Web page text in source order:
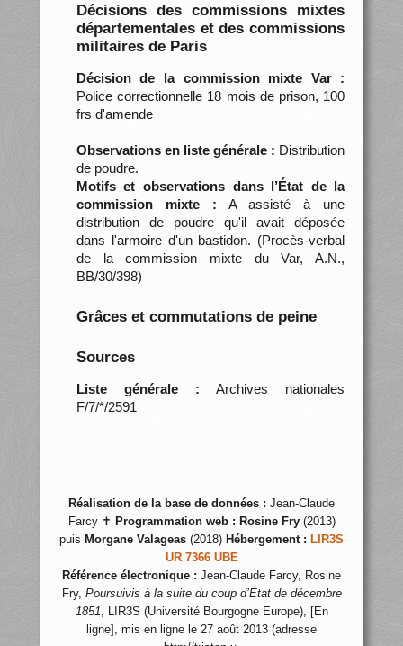
Décisions des commissions mixtes
départementales et des commissions
militaires de Paris
Décision de la commission mixte Var :
Police correctionnelle 18 mois de prison, 100
frs d'amende
Observations en liste générale : Distribution
de poudre.
Motifs et observations dans l’État de la
commission mixte : A assisté à une
distribution de poudre qu'il avait déposée
dans l'armoire d'un bastidon. (Procès-verbal
de la commission mixte du Var, A.N.,
BB/30/398)
Grâces et commutations de peine
Sources
Liste générale : Archives nationales
F/7/*/2591
Réalisation de la base de données : Jean-Claude
Farcy ✝ Programmation web : Rosine Fry(2013)
puis Morgane Valageas (2018) Hébergement : LIR3S
UR 7366 UBE
Référence électronique : Jean-Claude Farcy, Rosine
Fry, Poursuivis à la suite du coup d’État de décembre
1851, LIR3S (Université Bourgogne Europe), [En
ligne], mis en ligne le 27 août 2013 (adresse